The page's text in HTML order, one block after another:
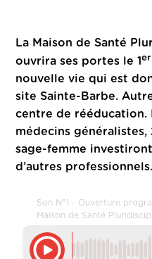
La Maison de Santé
ouvrira ses portes le 1er
nouvelle vie qui est
site Sainte-Barbe.
centre de rééducation.
médecins généralistes,
sage-femme
d’autres professionnels.
Son N°1 - Ouverture
Maison de Santé